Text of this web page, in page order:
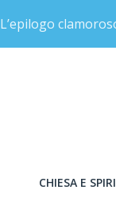
L’epilogo
CHIESA E